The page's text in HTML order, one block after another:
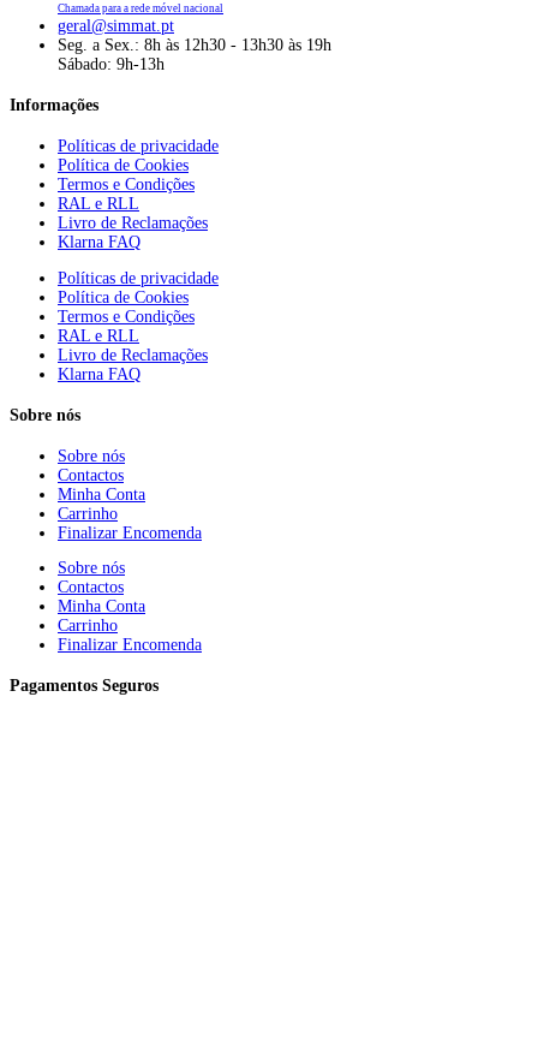
Chamada para a rede móvel nacional
geral@simmat.pt
Seg. a Sex.: 8h às 12h30 - 13h30 às 19h
Sábado: 9h-13h
Informações
Políticas de privacidade
Política de Cookies
Termos e Condições
RAL e RLL
Livro de Reclamações
Klarna FAQ
Políticas de privacidade
Política de Cookies
Termos e Condições
RAL e RLL
Livro de Reclamações
Klarna FAQ
Sobre nós
Sobre nós
Contactos
Minha Conta
Carrinho
Finalizar Encomenda
Sobre nós
Contactos
Minha Conta
Carrinho
Finalizar Encomenda
Pagamentos Seguros